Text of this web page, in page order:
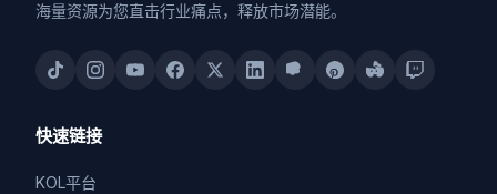
海量资源为您直击行业痛点，释放市场潜能。
快速链接
KOL平台